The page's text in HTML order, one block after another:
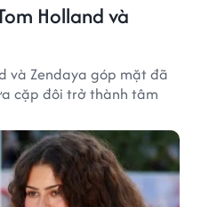
Holland và
và Zendaya góp mặt đã
cặp đôi trở thành tâm